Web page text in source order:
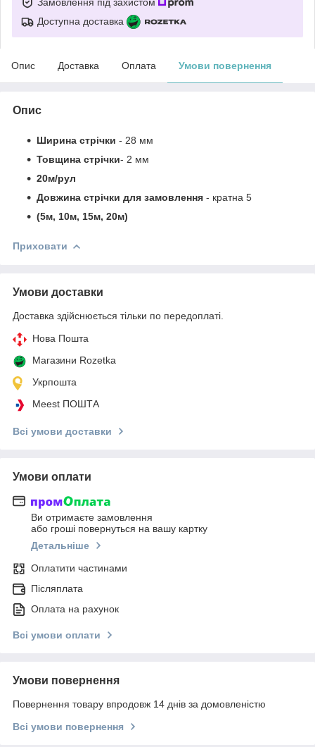
Доступна доставка
Опис Доставка Оплата Умови повернення
Опис
Ширина стрічки - 28 мм
Товщина стрічки- 2 мм
20м/рул
Довжина стрічки для замовлення - кратна 5
(5м, 10м, 15м, 20м)
Приховати
Умови доставки
Доставка здійснюється тільки по передоплаті.
Нова Пошта
Магазини Rozetka
Укрпошта
Meest ПОШТА
Всі умови доставки
Умови оплати
Ви отримаєте замовлення
або гроші повернуться на вашу картку
Детальніше
Оплатити частинами
Післяплата
Оплата на рахунок
Всі умови оплати
Умови повернення
Повернення товару впродовж 14 днів за домовленістю
Всі умови повернення